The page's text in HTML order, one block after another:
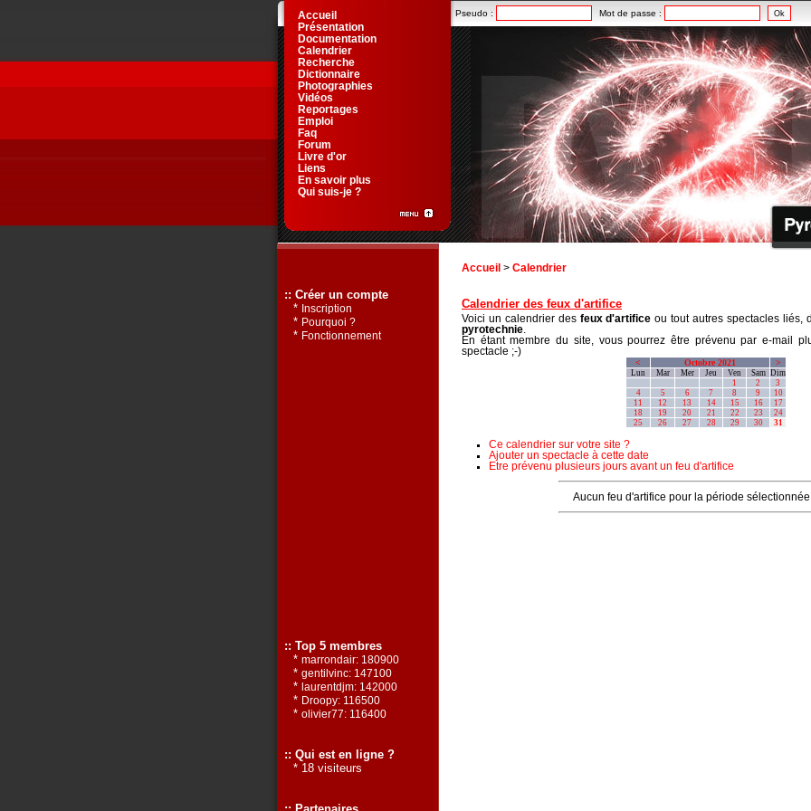
Accueil > Calendrier
Calendrier des feux d'artifice
Voici un calendrier des feux d'artifice ou tout autres spectacles liés,
pyrotechnie
En étant membre du site, vous pourrez être prévenu par e-mail
spectacle ;-)
< Octobre 2021 >
Lun Mar Mer Jeu Ven Sam Dim
1
2
3
4
5 6 7 8 9
10
11
12 13 14 15 16
17
18
19 20 21 22 23
24
25
26 27 28 29 30 31
Ce calendrier sur votre site ?
Ajouter un spectacle à cette date
Etre prévenu plusieurs jours avant un feu d'artifice
Aucun feu d'artifice pour la période
Pseudo : Mot de passe :
Accueil
Présentation
Documentation
Calendrier
Recherche
Dictionnaire
Photographies
Vidéos
Reportages
Emploi
Faq
Forum
Livre d'or
Liens
En savoir plus
Qui suis-je ?
:: Créer un compte
* Inscription
* Pourquoi ?
* Fonctionnement
:: Top 5 membres
* marrondair: 180900
* gentilvinc: 147100
* laurentdjm: 142000
* Droopy: 116500
* olivier77: 116400
:: Qui est en ligne ?
* 18 visiteurs